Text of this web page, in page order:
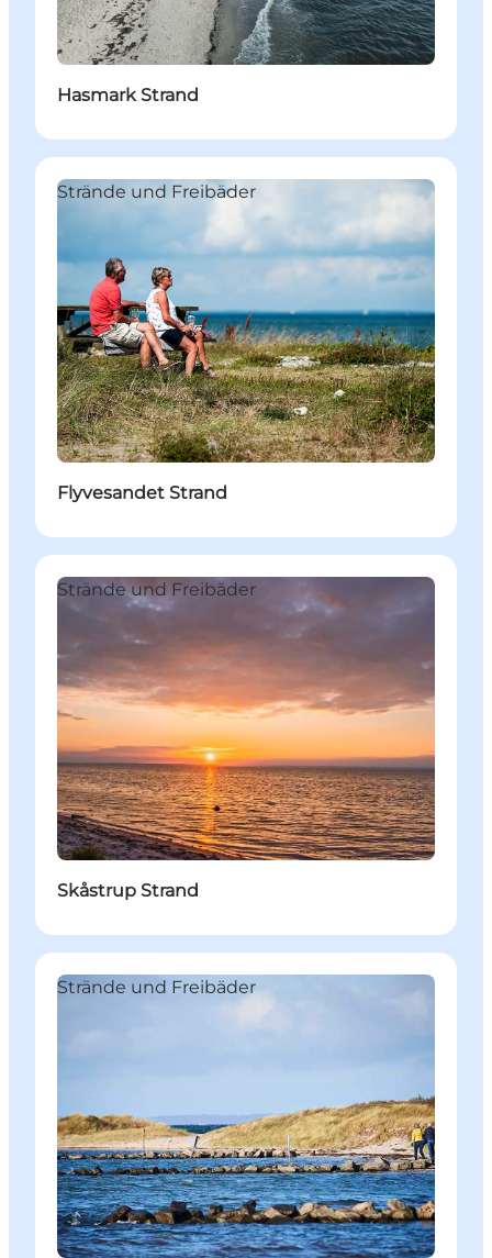
Hasmark Strand
Strände und Freibäder
Flyvesandet Strand
Strände und Freibäder
Skåstrup Strand
Strände und Freibäder